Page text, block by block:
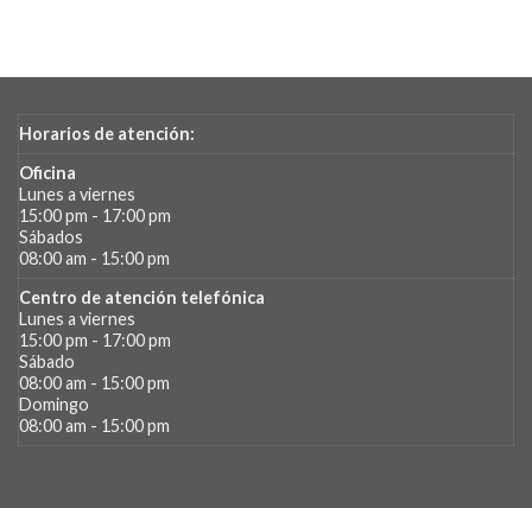
Horarios de atención:
Oficina
Lunes a viernes
15:00 pm - 17:00 pm
Sábados
08:00 am - 15:00 pm
Centro de atención telefónica
Lunes a viernes
15:00 pm - 17:00 pm
Sábado
08:00 am - 15:00 pm
Domingo
08:00 am - 15:00 pm